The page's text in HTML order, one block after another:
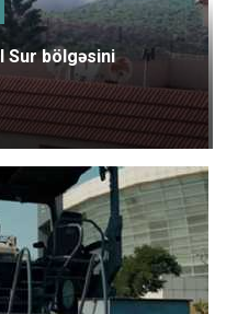
Sur bölgəsini